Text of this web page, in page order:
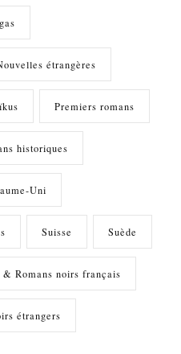
étrangères
Premiers romans
historiques
Uni
Suisse Suède
Romans noirs français
étrangers